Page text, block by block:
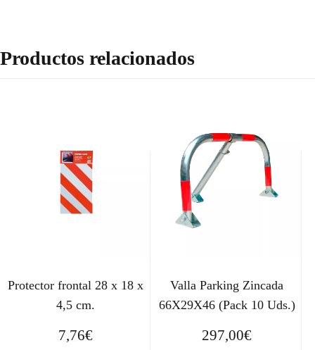
Productos relacionados
Protector frontal 28 x 18 x
4,5 cm.
7,76€
Valla Parking Zincada
66X29X46 (Pack 10 Uds.)
297,00€